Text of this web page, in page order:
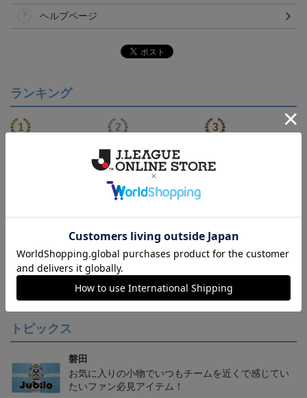
ヘルプページ
ランキング
【S～4XL】2026/27ユニ
フォーム オーセンティッ
クモデル:FP1st
21,450円～25,950円
【S～4XL】2026/27ユニ
フォーム オーセンティッ
21,450円～25,950円
会員特典
タオルマフラー
会員特典
トピックス
磐田
お気に入りの小物でいつもチームを近くで感じてい
たいファン必見アイテム！